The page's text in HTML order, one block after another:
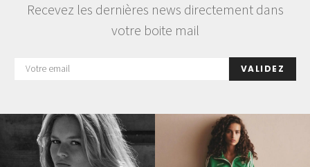
Recevez les dernières news directement dans
votre boite mail
VALIDEZ